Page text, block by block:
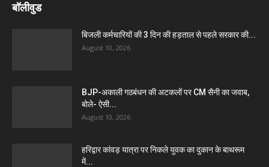
बॉलीवुड
बिजली कर्मचारियों की 3 दिन की हड़ताल से पहले सरकार की...
August 10, 2026
BJP-अकाली गठबंधन की अटकलों पर CM सैनी का जवाब,
बोले- ऐसी...
August 10, 2026
हरिद्वार कांवड़ यात्रा पर निकले युवक का दुकान के बाथरूम
में...